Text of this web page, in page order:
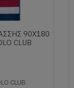
90Χ180
CLUB
CLUB